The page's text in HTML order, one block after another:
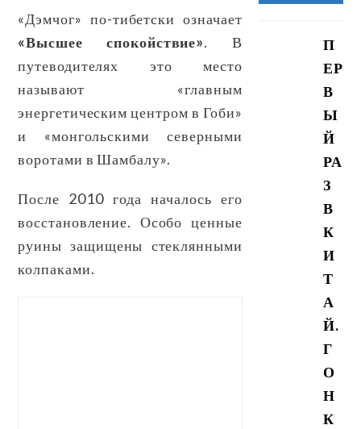
«Дэмчог» по-тибетски означает
«Высшее спокойствие». В
путеводителях это место
называют «главным
энергетическим центром в Гоби»
и «монгольскими северными
воротами в Шамбалу».
После 2010 года началось его
восстановление. Особо ценные
руины защищены стеклянными
колпаками.
П
ЕР
В
Ы
Й
РА
З
В
К
И
Т
А
Й.
Г
О
Н
К